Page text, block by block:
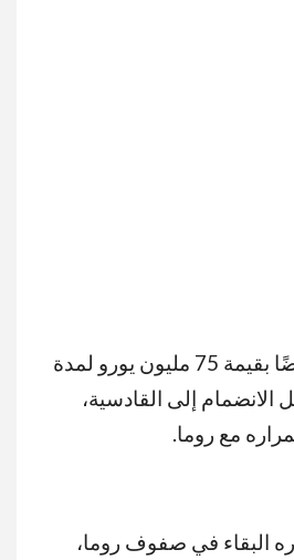
وقد رفض ديبالا عرضًا بقيمة 75 مليون يورو لمدة
إلى القادسية،
مع روما.
البقاء في صفوف روما،